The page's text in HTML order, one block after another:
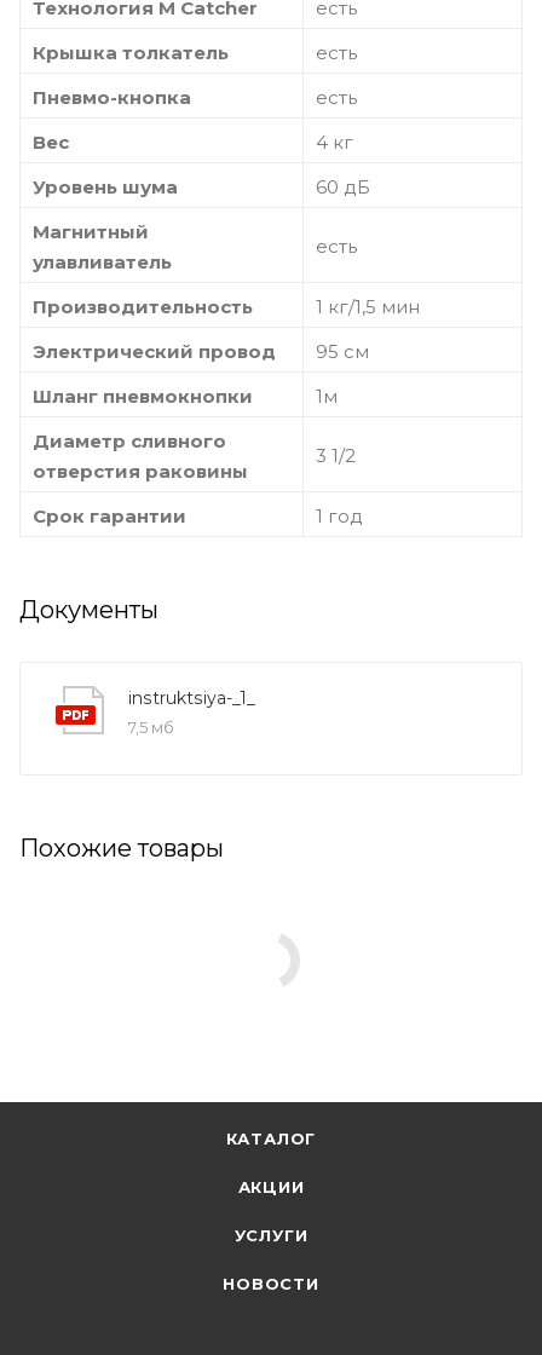
Технология M Catcher
есть
Крышка толкатель
есть
Пневмо-кнопка
есть
Вес
4 кг
Уровень шума
60 дБ
Магнитный
улавливатель
есть
Производительность
1 кг/1,5 мин
Электрический провод
95 см
Шланг пневмокнопки
1м
Диаметр сливного
отверстия раковины
3 1/2
Срок гарантии 1 год
Документы
instruktsiya-_1_
7,5 мб
Похожие товары
КАТАЛОГ
АКЦИИ
УСЛУГИ
НОВОСТИ